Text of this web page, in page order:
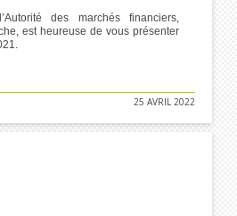
des marchés financiers,
est heureuse de vous présenter
25 AVRIL 2022